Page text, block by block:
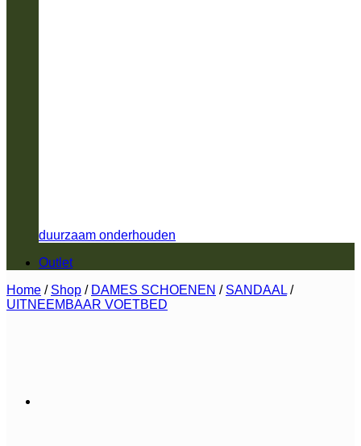
duurzaam onderhouden
Outlet
Home / Shop / DAMES SCHOENEN / SANDAAL /
UITNEEMBAAR VOETBED